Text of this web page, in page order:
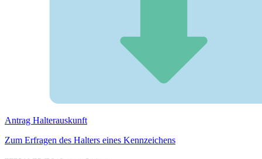
Antrag Halterauskunft
Zum Erfragen des Halters eines Kennzeichens